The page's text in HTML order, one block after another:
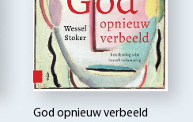
God opnieuw verbeeld